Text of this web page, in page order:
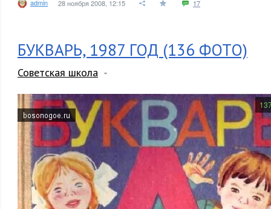
admin 28 ноября 2008, 12:15 17
БУКВАРЬ, 1987 ГОД (136 ФОТО)
Советская школа